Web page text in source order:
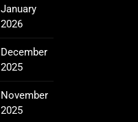
January
2026
December
2025
November
2025